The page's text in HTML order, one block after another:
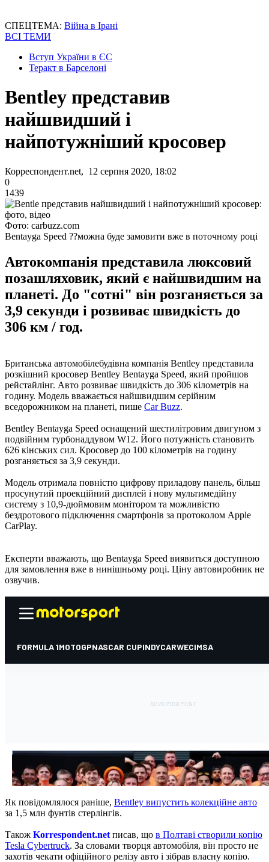
СПЕЦТЕМА: Війна в Ірані
ВСІ ТЕМИ
Вступ України в ЄС
Теракт в Барселоні
Bentley представив
найшвидший і
найпотужніший кросовер
Корреспондент.net, 12 серпня 2020, 18:02
0
1439
Фото: carbuzz.com
Bentayga Speed ??можна буде замовити вже в поточному році
Автокомпанія представила люксовий
позашляховик, який є найшвидшим на
планеті. До "сотні" він розганяється за
3,9 секунди і розвиває швидкість до
306 км / год.
Британська автомобілебудівна компанія Bentley представила
розкішний кросовер Bentley Bentayga Speed, який пройшов
рейстайлінг. Авто розвиває швидкість до 306 кілометрів на
годину. Модель вважається найшвидшим серійним
вседорожником на планеті, пише Car Buzz.
Bentley Bentayga Speed ​​оснащений шестилітровим двигуном з
подвійним турбонаддувом W12. Його потужність становить
626 кінських сил. Кросовер до 100 кілометрів на годину
розганяється за 3,9 секунди.
Модель отримала повністю цифрову приладову панель, більш
просунутий проекційний дисплей і нову мультимедійну
систему з 10,9-дюймовим монітором та можливістю
бездротового підключення смартфонів за протоколом Apple
CarPlay.
Експерти вважають, що Bentayga Speed ​​виявиться доступною
для замовлення вже в нинішньому році. Ціну автовиробник не
озвучив.
Як повідомлялося раніше, Bentley випустить колекційне авто
за 1,5 млн фунтів стерлінгів.
Також Korrespondent.net писав, що в Полтаві створили копію
Tesla Cybertruck. За словами творця автомобіля, він просто не
захотів чекати офіційного релізу авто і зібрав власну копію.